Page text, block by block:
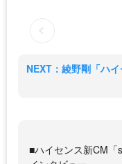
NEXT：綾野剛「ハ
■ハイセンス新CM「